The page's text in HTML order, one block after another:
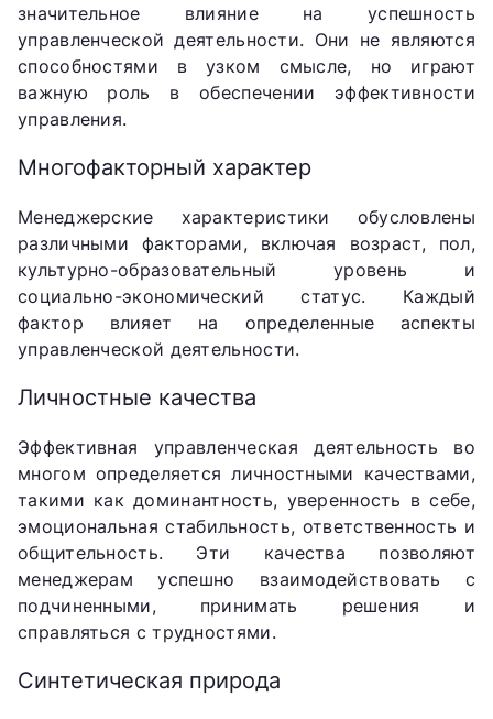
значительное влияние на успешность
управленческой деятельности. Они не являются
способностями в узком смысле, но играют
важную роль в обеспечении эффективности
управления.
Многофакторный характер
Менеджерские характеристики обусловлены
различными факторами, включая возраст, пол,
культурно-образовательный уровень и
социально-экономический статус. Каждый
фактор влияет на определенные аспекты
управленческой деятельности.
Личностные качества
Эффективная управленческая деятельность во
многом определяется личностными качествами,
такими как доминантность, уверенность в себе,
эмоциональная стабильность, ответственность и
общительность. Эти качества позволяют
менеджерам успешно взаимодействовать с
подчиненными, принимать решения и
справляться с трудностями.
Синтетическая природа